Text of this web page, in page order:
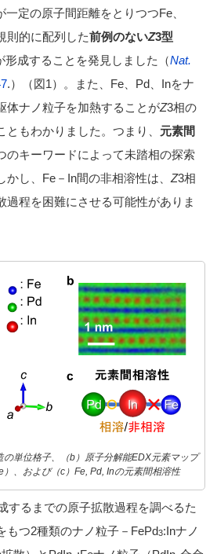
定の原子間距離をとりつつFe、
則的に配列した前例のないZ3型
形成することを発見しました（Nat.
.）（図1）。また、Fe、Pd、Inをナ
体ナノ粒子を加熱することがZ3相の
もわかりました。つまり、 元素間
のキーワードによって未踏相の探索
かし、Fe－In間の非相溶性は、Z3相
過程を困難にさせる可能性がありま
の単位格子、（b）原子分解能EDX元素マップ
）、および（c）Fe, Pd, Inの元素間相溶性
するまでの原子拡散過程を調べるた
もつ2種類のナノ粒子－FePd3:Inナノ